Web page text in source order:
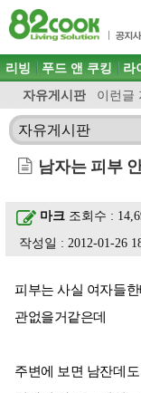
목차
주메뉴 바로가기
컨텐츠 바로가기
검색 바로가기
로그인 바로가기
주메뉴
리빙 푸드 앤 쿠킹 라
자유게시판 이런글
자유게시판
남자는 피부
마크 조회수 :
작성일 : 2012-01-26
피부는 사실 여자들
관없을거같은데
주변에 보면 남잔데